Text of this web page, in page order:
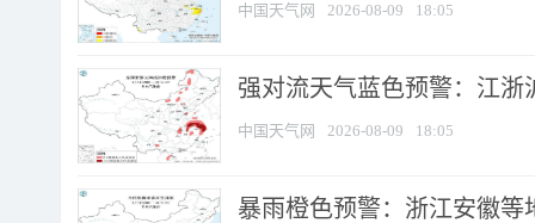
中国天气网 2026-08-09 18:05
强对流天气蓝色预警：江浙
中国天气网 2026-08-09 18:05
暴雨橙色预警：浙江安徽等